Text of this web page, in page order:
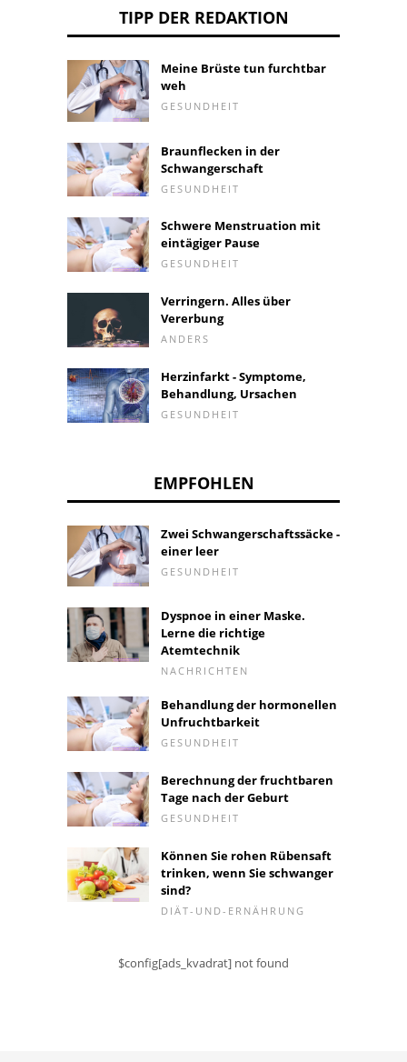
TIPP DER REDAKTION
Meine Brüste tun furchtbar
weh
GESUNDHEIT
Braunflecken in der
Schwangerschaft
GESUNDHEIT
Schwere Menstruation mit
eintägiger Pause
GESUNDHEIT
Verringern. Alles über
Vererbung
ANDERS
Herzinfarkt - Symptome,
Behandlung, Ursachen
GESUNDHEIT
EMPFOHLEN
Zwei Schwangerschaftssäcke -
einer leer
GESUNDHEIT
Dyspnoe in einer Maske.
Lerne die richtige
Atemtechnik
NACHRICHTEN
Behandlung der hormonellen
Unfruchtbarkeit
GESUNDHEIT
Berechnung der fruchtbaren
Tage nach der Geburt
GESUNDHEIT
Können Sie rohen Rübensaft
trinken, wenn Sie schwanger
sind?
DIÄT-UND-ERNÄHRUNG
$config[ads_kvadrat] not found